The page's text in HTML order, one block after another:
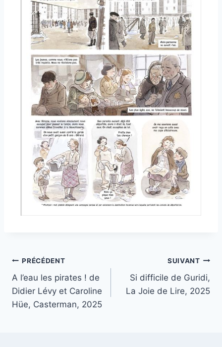
PRÉCÉDENT
A l’eau les pirates ! de
Didier Lévy et Caroline
Hüe, Casterman, 2025
SUIVANT
Si difficile de Guridi,
La Joie de Lire, 2025